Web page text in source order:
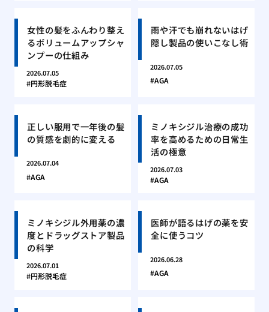
女性の髪をふんわり整え
るボリュームアップシャ
ンプーの仕組み
2026.07.05
円形脱毛症
雨や汗でも崩れないはげ
隠し製品の使いこなし術
2026.07.05
AGA
正しい服用で一年後の髪
の質感を劇的に変える
2026.07.04
AGA
ミノキシジル治療の成功
率を高めるための日常生
活の極意
2026.07.03
AGA
ミノキシジル外用薬の濃
度とドラッグストア製品
の科学
2026.07.01
円形脱毛症
医師が語るはげの薬を安
全に使うコツ
2026.06.28
AGA